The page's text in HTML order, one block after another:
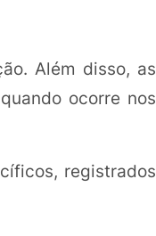
Além disso, as
ocorre nos
registrados